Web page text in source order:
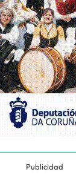
Publicidad